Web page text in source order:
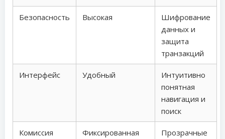
Безопасность Высокая
Шифрование
данных и
защита
транзакций
Интерфейс Удобный
Интуитивно
понятная
навигация и
поиск
Комиссия Фиксированная
Прозрачные